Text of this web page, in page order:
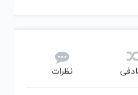
نظرات